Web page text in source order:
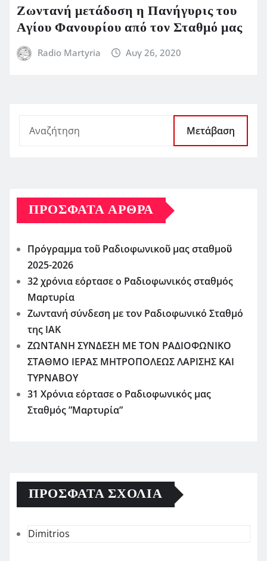
Ζωντανή μετάδοση η Πανήγυρις του
Αγίου Φανουρίου από τον Σταθμό μας
Radio Martyria Αυγ 26, 2020
Μετάβαση
ΠΡΌΣΦΑΤΑ ΆΡΘΡΑ
Πρόγραμμα τοῦ Ραδιοφωνικοῦ μας σταθμοῦ
2025-2026
32 χρόνια εόρτασε ο Ραδιοφωνικός σταθμός
Μαρτυρία
Ζωντανή σύνδεση με τον Ραδιοφωνικό Σταθμό
της ΙΑΚ
ΖΩΝΤΑΝΗ ΣΥΝΔΕΣΗ ΜΕ ΤΟΝ ΡΑΔΙΟΦΩΝΙΚΟ
ΣΤΑΘΜΟ ΙΕΡΑΣ ΜΗΤΡΟΠΟΛΕΩΣ ΛΑΡΙΣΗΣ ΚΑΙ
ΤΥΡΝΑΒΟΥ
31 Χρόνια εόρτασε ο Ραδιοφωνικός μας
Σταθμός ”Μαρτυρία”
ΠΡΌΣΦΑΤΑ ΣΧΌΛΙΑ
Dimitrios